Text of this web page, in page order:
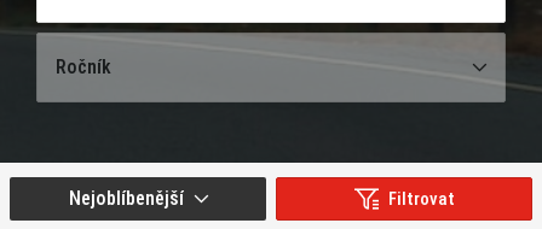
Ročník
Filtrovat
Nejoblíbenější